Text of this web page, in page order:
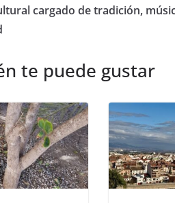
cargado de tradición,
te puede gustar